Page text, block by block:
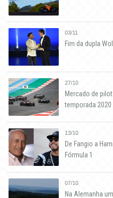
03/11
Fim da dupla
27/10
Mercado de
temporada 2020
13/10
De Fangio a
Fórmula 1
07/10
Na Alemanha